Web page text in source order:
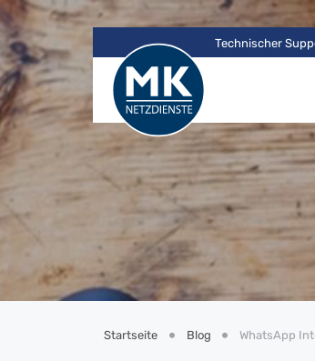
Technischer
Startseite Blog WhatsApp